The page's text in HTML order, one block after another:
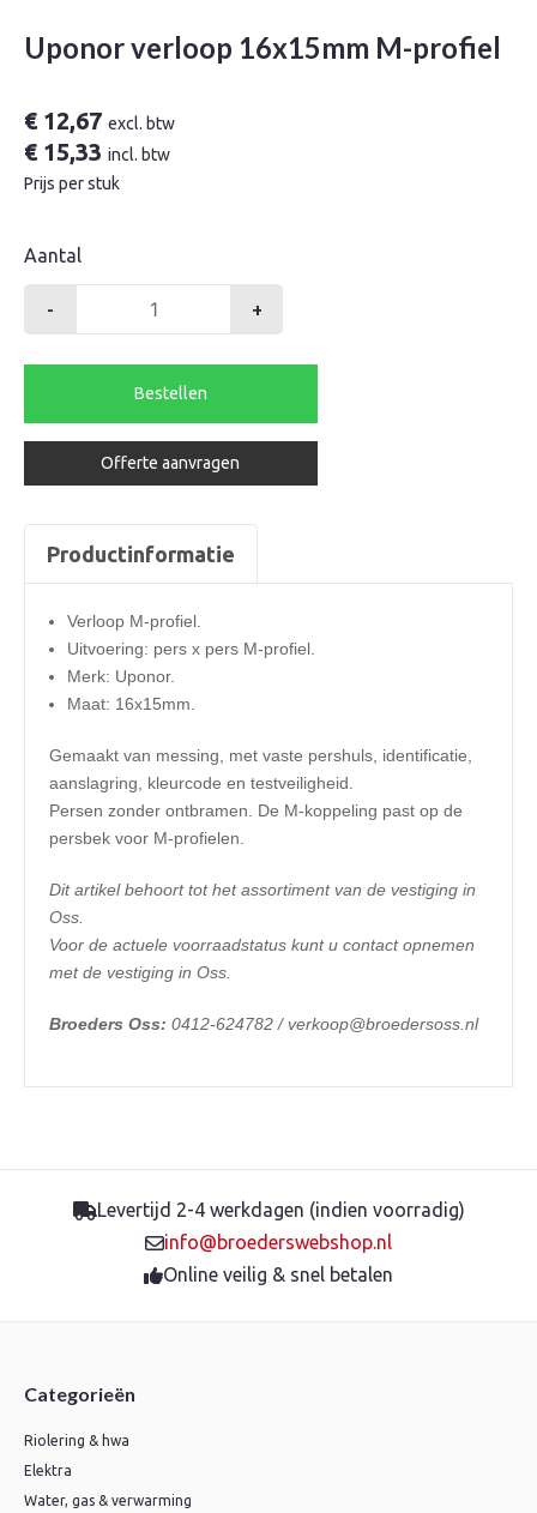
Uponor verloop 16x15mm M-profiel
€12,67 excl. btw
€15,33 incl. btw
Prijs per stuk
Aantal
-
M-
aantal
+
Bestellen
Offerte aanvragen
Productinformatie
Verloop M-profiel.
Uitvoering: pers x pers M-profiel.
Merk: Uponor.
Maat: 16x15mm.
​Gemaakt van messing, met vaste pershuls, identificatie,
aanslagring, kleurcode en testveiligheid.
Persen zonder ontbramen. De M-koppeling past op de
persbek voor M-profielen.
Dit artikel behoort tot het assortiment van de vestiging in
Oss.
Voor de actuele voorraadstatus kunt u contact opnemen
met de vestiging in Oss.
Broeders Oss: 0412-624782 / verkoop@broedersoss.nl
Levertijd 2-4 werkdagen (indien voorradig)
info@broederswebshop.nl
Online veilig & snel betalen
Categorieën
Riolering & hwa
Elektra
Water, gas & verwarming